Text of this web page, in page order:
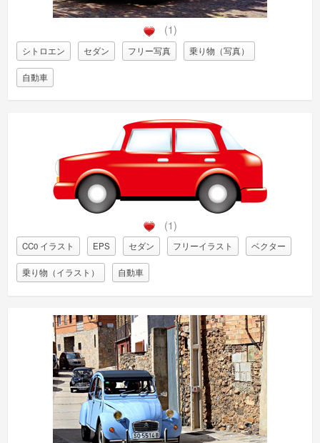
(1)
シトロエン セダン フリー写真 乗り物（写真）
自動車
(1)
CC0 イラスト EPS セダン フリーイラスト ベクター
乗り物（イラスト） 自動車